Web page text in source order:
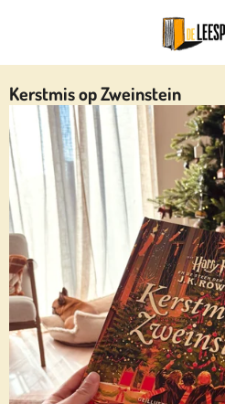
naar
de
hoofdinhoud
Kerstmis op Zweinstein